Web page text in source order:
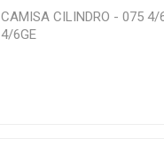
CAMISA CILINDRO - 075
4/6GE